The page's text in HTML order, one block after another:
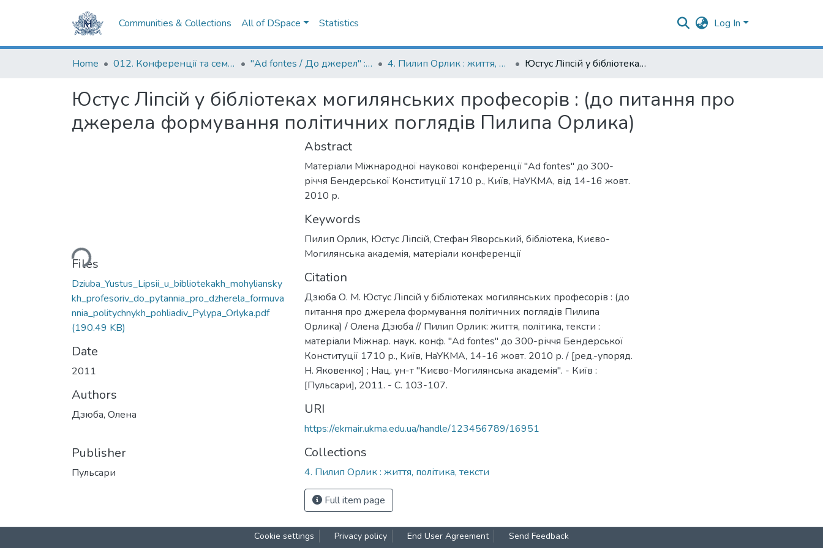
Communities & Collections All of DSpace Statistics Log In
Home 012. Конференції та семінари НаУКМА "Ad fontes / До джерел" : матеріали конференцій до ювілейних дат Києво-Могилянської академії 4. Пилип Орлик : життя, політика, тексти Юстус Ліпсій у бібліотеках могилянських професорів : (до питання про джерела формування політичних поглядів Пилипа Орлика)
Юстус Ліпсій у бібліотеках могилянських професорів : (до питання про
джерела формування політичних поглядів Пилипа Орлика)
Loading...
Files
Dziuba_Yustus_Lipsii_u_bibliotekakh_mohyliansky
kh_profesoriv_do_pytannia_pro_dzherela_formuva
nnia_politychnykh_pohliadiv_Pylypa_Orlyka.pdf
(190.49 KB)
Date
2011
Authors
Дзюба, Олена
Publisher
Пульсари
Abstract
Матеріали Міжнародної наукової конференції "Ad fontes" до 300-
річчя Бендерської Конституції 1710 р., Київ, НаУКМА, від 14-16 жовт.
2010 р.
Keywords
Пилип Орлик, Юстус Ліпсій, Стефан Яворський, бібліотека, Києво-
Могилянська академія, матеріали конференції
Citation
Дзюба О. М. Юстус Ліпсій у бібліотеках могилянських професорів : (до
питання про джерела формування політичних поглядів Пилипа
Орлика) / Олена Дзюба // Пилип Орлик: життя, політика, тексти :
матеріали Міжнар. наук. конф. "Ad fontes" до 300-річчя Бендерської
Конституції 1710 р., Київ, НаУКМА, 14-16 жовт. 2010 р. / [ред.-упоряд.
Н. Яковенко] ; Нац. ун-т "Києво-Могилянська академія". - Київ :
[Пульсари], 2011. - C. 103-107.
URI
https://ekmair.ukma.edu.ua/handle/123456789/16951
Collections
4. Пилип Орлик : життя, політика, тексти
Full item page
Cookie settings Privacy policy End User Agreement Send Feedback